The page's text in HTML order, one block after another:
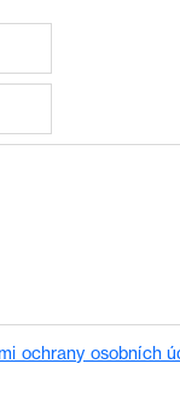
ochrany osobních